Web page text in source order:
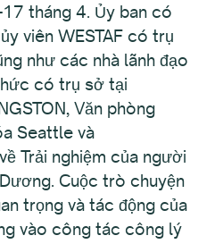
tháng 4. Ủy ban có
viên WESTAF có trụ
như các nhà lãnh đạo
có trụ sở tại
Văn phòng
Seattle và
Trải nghiệm của người
Cuộc trò chuyện
trọng và tác động của
vào công tác công lý